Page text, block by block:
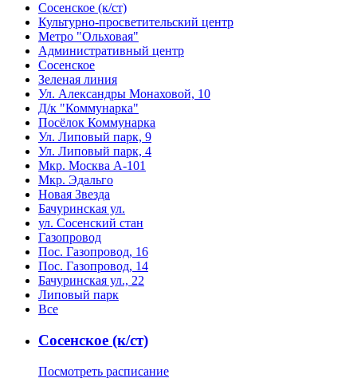
Сосенское (к/ст)
Культурно-просветительский центр
Метро "Ольховая"
Административный центр
Сосенское
Зеленая линия
Ул. Александры Монаховой, 10
Д/к "Коммунарка"
Посёлок Коммунарка
Ул. Липовый парк, 9
Ул. Липовый парк, 4
Мкр. Москва А-101
Мкр. Эдальго
Новая Звезда
Бачуринская ул.
ул. Сосенский стан
Газопровод
Пос. Газопровод, 16
Пос. Газопровод, 14
Бачуринская ул., 22
Липовый парк
Все
Сосенское (к/ст)
Посмотреть расписание